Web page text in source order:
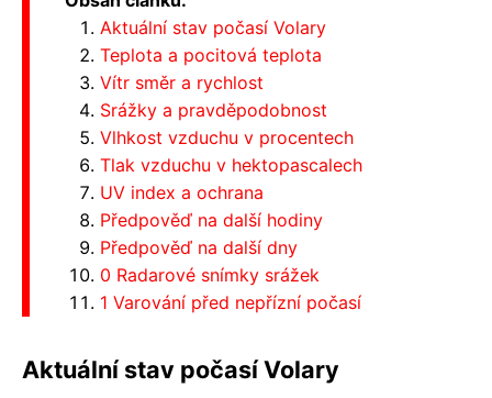
Aktuální stav počasí Volary
Teplota a pocitová teplota
Vítr směr a rychlost
Srážky a pravděpodobnost
Vlhkost vzduchu v procentech
Tlak vzduchu v hektopascalech
UV index a ochrana
Předpověď na další hodiny
Předpověď na další dny
0 Radarové snímky srážek
1 Varování před nepřízní počasí
Aktuální stav počasí Volary